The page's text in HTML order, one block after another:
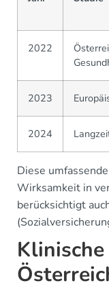
2022
2023
2024
Diese
Wirksamkeit in
berücksichtigt